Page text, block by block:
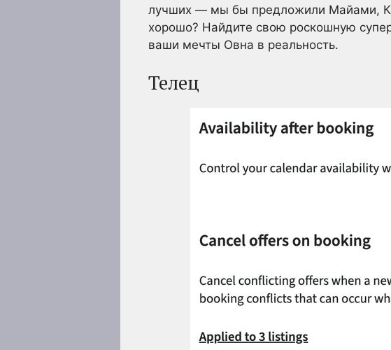
лучших — мы бы предложили Майами,
хорошо? Найдите свою роскошную
ваши мечты Овна в реальность.
Телец